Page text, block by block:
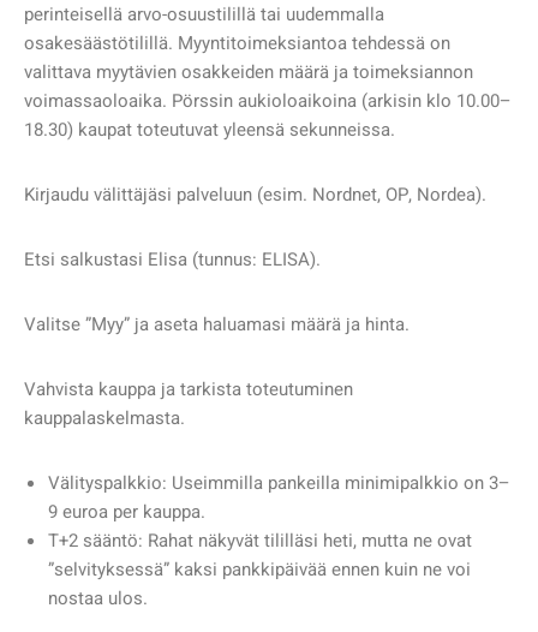
perinteisellä arvo-osuustilillä tai uudemmalla
osakesäästötilillä. Myyntitoimeksiantoa tehdessä on
valittava myytävien osakkeiden määrä ja toimeksiannon
voimassaoloaika. Pörssin aukioloaikoina (arkisin klo 10.00–
18.30) kaupat toteutuvat yleensä sekunneissa.
Kirjaudu välittäjäsi palveluun (esim. Nordnet, OP, Nordea).
Etsi salkustasi Elisa (tunnus: ELISA).
Valitse ”Myy” ja aseta haluamasi määrä ja hinta.
Vahvista kauppa ja tarkista toteutuminen
kauppalaskelmasta.
Välityspalkkio: Useimmilla pankeilla minimipalkkio on 3–
9 euroa per kauppa.
T+2 sääntö: Rahat näkyvät tililläsi heti, mutta ne ovat
”selvityksessä” kaksi pankkipäivää ennen kuin ne voi
nostaa ulos.